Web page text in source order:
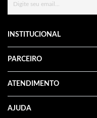
INSTITUCIONAL
PARCEIRO
ATENDIMENTO
AJUDA